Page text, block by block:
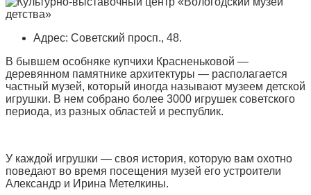
Адрес: Советский просп., 48.
В бывшем особняке купчихи Красненьковой —
деревянном памятнике архитектуры — располагается
частный музей, который иногда называют музеем детской
игрушки. В нем собрано более 3000 игрушек советского
периода, из разных областей и республик.
У каждой игрушки — своя история, которую вам охотно
поведают во время посещения музей его устроители
Александр и Ирина Метелкины.